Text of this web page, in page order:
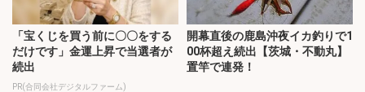
「宝くじを買う前に〇〇をする
だけです」金運上昇で当選者が
続出
PR(合同会社デジタルファーム)
開幕直後の鹿島沖夜イカ釣りで1
00杯超え続出【茨城・不動丸】
置竿で連発！